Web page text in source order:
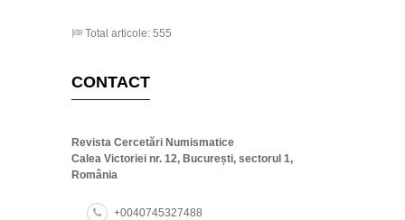
Total articole: 555
CONTACT
Revista Cercetări Numismatice
Calea Victoriei nr. 12, București, sectorul 1,
România
+0040745327488